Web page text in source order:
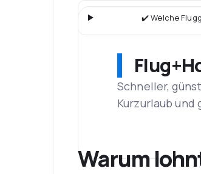
✔️ Welche
Schneller,
Kurzurlaub und
Warum